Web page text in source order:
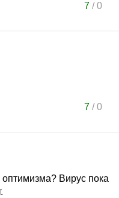
7/0
7/0
Вирус пока